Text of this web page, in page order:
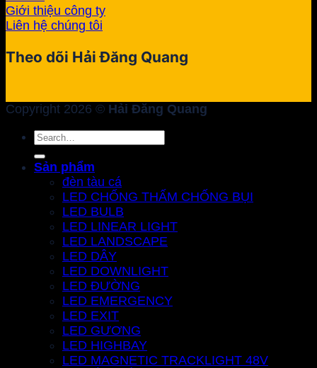
Giới thiệu công ty
Liên hệ chúng tôi
Theo dõi Hải Đăng Quang
Copyright 2026 © Hải Đăng Quang
Search
Sản phẩm
đèn tàu cá
LED CHỐNG THẤM CHỐNG BỤI
LED BULB
LED LINEAR LIGHT
LED LANDSCAPE
LED DÂY
LED DOWNLIGHT
LED ĐƯỜNG
LED EMERGENCY
LED EXIT
LED GƯƠNG
LED HIGHBAY
LED MAGNETIC TRACKLIGHT 48V